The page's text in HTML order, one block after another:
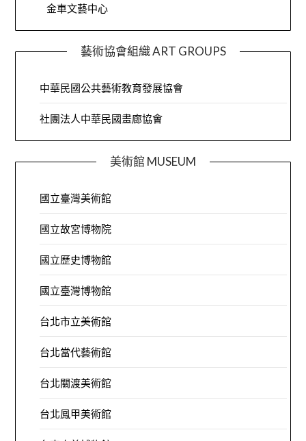
金車文藝中心
藝術協會組織 ART GROUPS
中華民國公共藝術教育發展協會
社團法人中華民國畫廊協會
美術館 MUSEUM
國立臺灣美術館
國立故宮博物院
國立歷史博物館
國立臺灣博物館
台北市立美術館
台北當代藝術館
台北關渡美術館
台北鳳甲美術館